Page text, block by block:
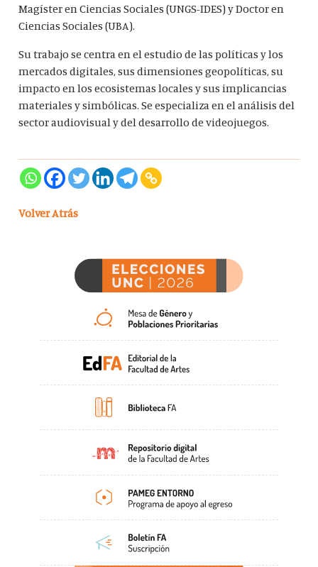
Magíster en Ciencias Sociales (UNGS-IDES) y Doctor en
Ciencias Sociales (UBA).
Su trabajo se centra en el estudio de las políticas y los
mercados digitales, sus dimensiones geopolíticas, su
impacto en los ecosistemas locales y sus implicancias
materiales y simbólicas. Se especializa en el análisis del
sector audiovisual y del desarrollo de videojuegos.
Volver Atrás